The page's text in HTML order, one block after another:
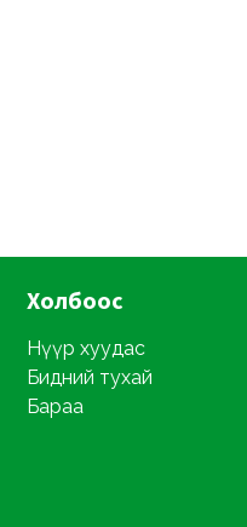
Холбоос
Нүүр хуудас
Бидний тухай
Бараа